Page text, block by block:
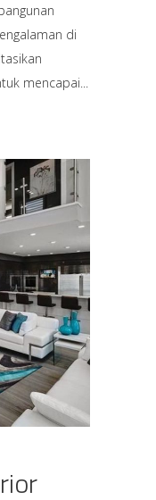
di
mencapai